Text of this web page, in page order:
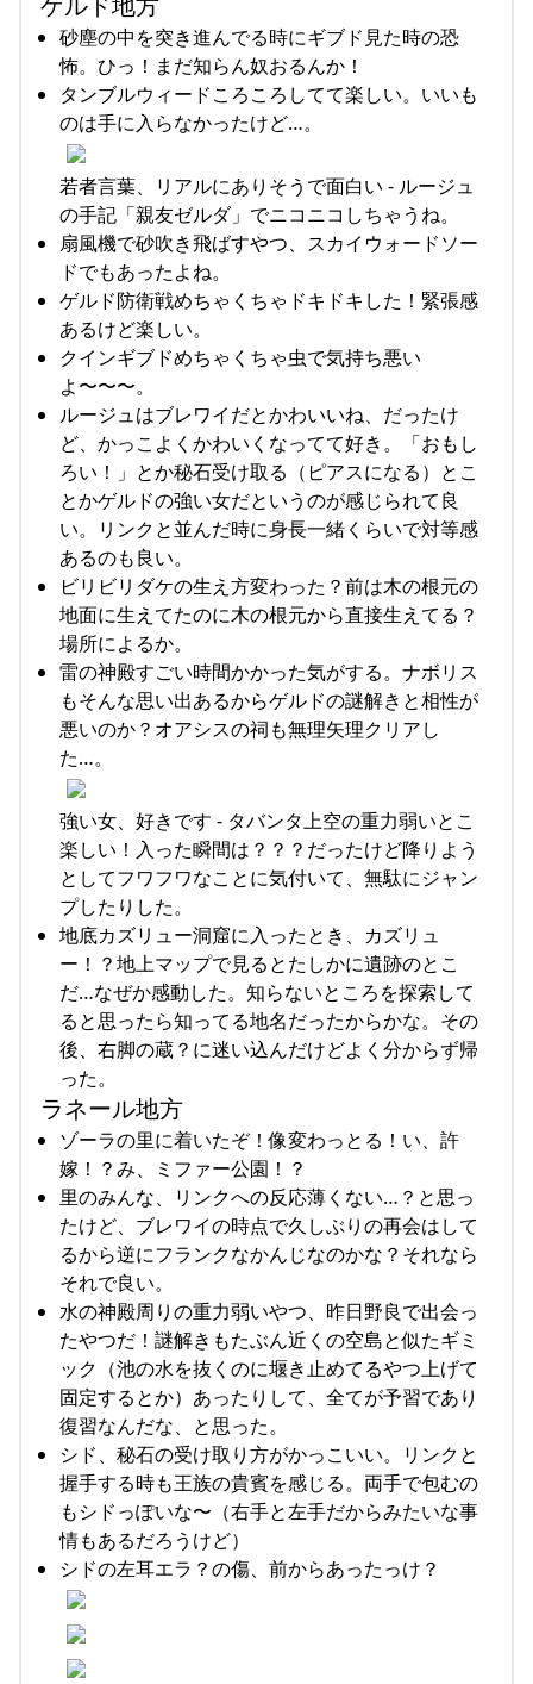
砂塵の中を突き進んでる時にギブド見た時の恐
怖。ひっ！まだ知らん奴おるんか！
タンブルウィードころころしてて楽しい。いいも
のは手に入らなかったけど…。
若者言葉、リアルにありそうで面白い - ルージュ
の手記「親友ゼルダ」でニコニコしちゃうね。
扇風機で砂吹き飛ばすやつ、スカイウォードソー
ドでもあったよね。
ゲルド防衛戦めちゃくちゃドキドキした！緊張感
あるけど楽しい。
クインギブドめちゃくちゃ虫で気持ち悪い
よ〜〜〜。
ルージュはブレワイだとかわいいね、だったけ
ど、かっこよくかわいくなってて好き。「おもし
ろい！」とか秘石受け取る（ピアスになる）とこ
とかゲルドの強い女だというのが感じられて良
い。リンクと並んだ時に身長一緒くらいで対等感
あるのも良い。
ビリビリダケの生え方変わった？前は木の根元の
地面に生えてたのに木の根元から直接生えてる？
場所によるか。
雷の神殿すごい時間かかった気がする。ナボリス
もそんな思い出あるからゲルドの謎解きと相性が
悪いのか？オアシスの祠も無理矢理クリアし
た…。
強い女、好きです - タバンタ上空の重力弱いとこ
楽しい！入った瞬間は？？？だったけど降りよう
としてフワフワなことに気付いて、無駄にジャン
プしたりした。
地底カズリュー洞窟に入ったとき、カズリュ
ー！？地上マップで見るとたしかに遺跡のとこ
だ…なぜか感動した。知らないところを探索して
ると思ったら知ってる地名だったからかな。その
後、右脚の蔵？に迷い込んだけどよく分からず帰
った。
ラネール地方
ゾーラの里に着いたぞ！像変わっとる！い、許
嫁！？み、ミファー公園！？
里のみんな、リンクへの反応薄くない…？と思っ
たけど、ブレワイの時点で久しぶりの再会はして
るから逆にフランクなかんじなのかな？それなら
それで良い。
水の神殿周りの重力弱いやつ、昨日野良で出会っ
たやつだ！謎解きもたぶん近くの空島と似たギミ
ック（池の水を抜くのに堰き止めてるやつ上げて
固定するとか）あったりして、全てが予習であり
復習なんだな、と思った。
シド、秘石の受け取り方がかっこいい。リンクと
握手する時も王族の貴賓を感じる。両手で包むの
もシドっぽいな〜（右手と左手だからみたいな事
情もあるだろうけど）
シドの左耳エラ？の傷、前からあったっけ？